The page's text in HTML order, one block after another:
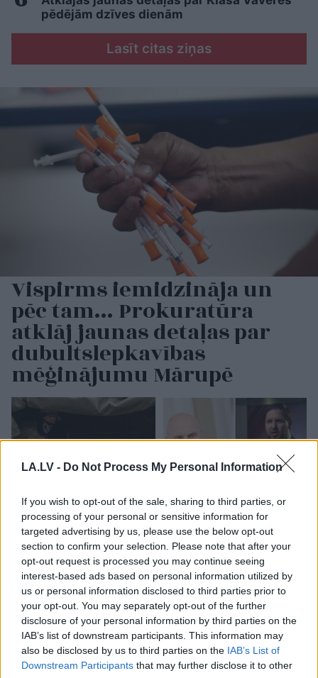
LA.LV - Do Not Process My Personal Information
If you wish to opt-out of the sale, sharing to third parties, or
processing of your personal or sensitive information for
targeted advertising by us, please use the below opt-out
section to confirm your selection. Please note that after your
opt-out request is processed you may continue seeing
interest-based ads based on personal information utilized by
us or personal information disclosed to third parties prior to
your opt-out. You may separately opt-out of the further
disclosure of your personal information by third parties on the
IAB’s list of downstream participants. This information may
also be disclosed by us to third parties on the IAB’s List of
Downstream Participants that may further disclose it to other
pēdējām dzīves dienām
Lasīt citas ziņas
Vispirms iemidzināja un
pēc tam… Prokuratūra
atklāj jaunas detaļas par
dubultslepkavības
mēģinājumu Mārupē
Krievija atsakās
pārtraukt vai iesaldēt
karu, ja netiks izpildīta
kāda konkrēta prasība
“Izlīda ārā velniņš” –
Kulbergam sanācis
visai neveikls kašķis ar
žurnālistu Ivo Leitānu